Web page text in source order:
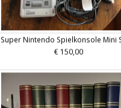
Super Nintendo Spielkonsole Mini
€ 150,00